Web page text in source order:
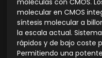
molecular en CMOS
síntesis molecular a
la escala actual.
rápidos y de bajo coste
Permitiendo una